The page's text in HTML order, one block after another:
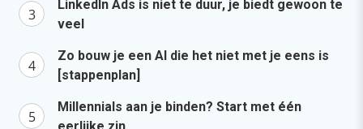
LinkedIn Ads is niet te duur, je biedt gewoon te
veel
Zo bouw je een AI die het niet met je eens is
[stappenplan]
Millennials aan je binden? Start met één